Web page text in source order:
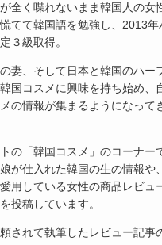
全く喋れないまま韓国人の女
てて韓国語を勉強し、2013年
３級取得。
妻、そして日本と韓国のハー
国コスメに興味を持ち始め、
の情報が集まるようになって
の「韓国コスメ」のコーナー
が仕入れた韓国の生の情報や
用している女性の商品レビュ
投稿しています。
されて執筆したレビュー記事